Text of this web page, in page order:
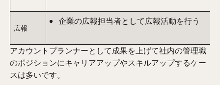
広報
企業の広報担当者として広報活動を行う
アカウントプランナーとして成果を上げて社内の管理職
のポジションにキャリアアップやスキルアップするケー
スは多いです。